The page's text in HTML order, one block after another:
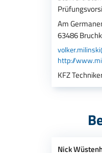
Am
63486
http://
KFZ
Nick